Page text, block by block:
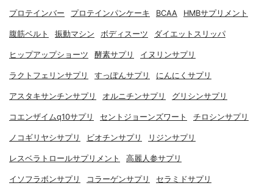
プロテインバー プロテインパンケーキ BCAA HMBサプリメント
腹筋ベルト 振動マシン ボディスーツ ダイエットスリッパ
ヒップアップショーツ 酵素サプリ イヌリンサプリ
ラクトフェリンサプリ すっぽんサプリ にんにくサプリ
アスタキサンチンサプリ オルニチンサプリ グリシンサプリ
コエンザイムq10サプリ セントジョーンズワート チロシンサプリ
ノコギリヤシサプリ ビオチンサプリ リジンサプリ
レスベラトロールサプリメント 高麗人参サプリ
イソフラボンサプリ コラーゲンサプリ セラミドサプリ